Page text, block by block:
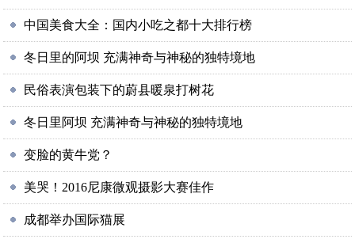
中国美食大全：国内小吃之都十大排行榜
冬日里的阿坝 充满神奇与神秘的独特境地
民俗表演包装下的蔚县暖泉打树花
冬日里阿坝 充满神奇与神秘的独特境地
变脸的黄牛党？
美哭！2016尼康微观摄影大赛佳作
成都举办国际猫展